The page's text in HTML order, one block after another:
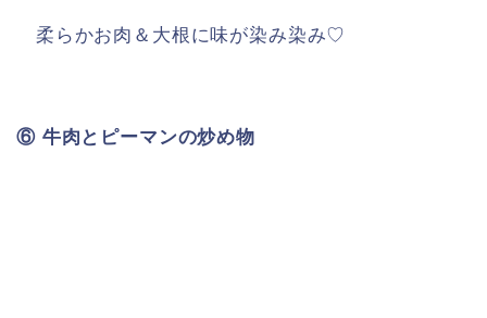
柔らかお肉＆大根に味が染み染み♡
⑥ 牛肉とピーマンの炒め物